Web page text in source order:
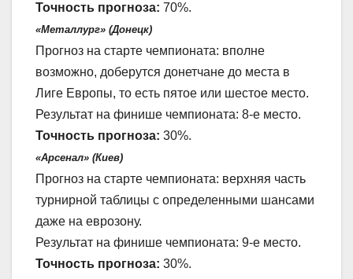
Точность прогноза: 70%.
«Металлург» (Донецк)
Прогноз на старте чемпионата: вполне
возможно, доберутся донетчане до места в
Лиге Европы, то есть пятое или шестое место.
Результат на финише чемпионата: 8-е место.
Точность прогноза: 30%.
«Арсенал» (Киев)
Прогноз на старте чемпионата: верхняя часть
турнирной таблицы с определенными шансами
даже на еврозону.
Результат на финише чемпионата: 9-е место.
Точность прогноза: 30%.